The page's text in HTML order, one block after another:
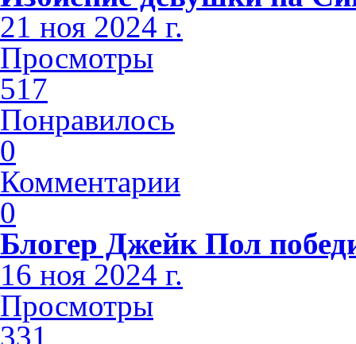
21 ноя 2024 г.
Просмотры
517
Понравилось
0
Комментарии
0
Блогер Джейк Пол
16 ноя 2024 г.
Просмотры
331